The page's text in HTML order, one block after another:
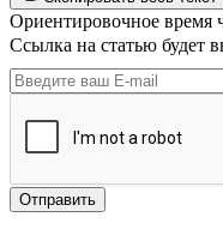
Ориентировочное время
Ссылка на статью будет